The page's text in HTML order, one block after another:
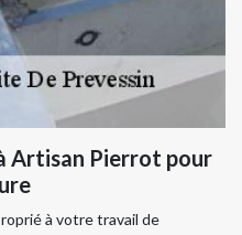
Artisan Pierrot pour
à votre travail de